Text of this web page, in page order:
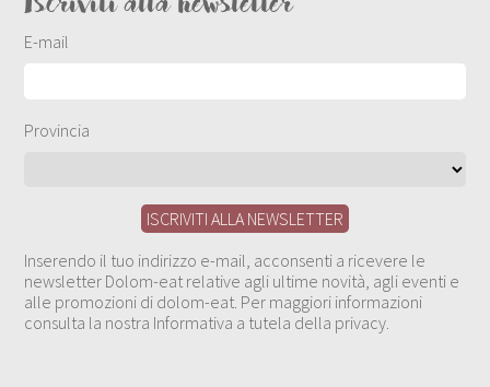
E-mail
Provincia
Inserendo il tuo indirizzo e-mail, acconsenti a ricevere le
newsletter Dolom-eat relative agli ultime novità, agli eventi e
alle promozioni di dolom-eat. Per maggiori informazioni
consulta la nostra Informativa a tutela della privacy.